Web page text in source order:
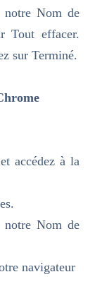
notre Nom de
Tout effacer.
sur Terminé.
accédez à la
notre Nom de
navigateur